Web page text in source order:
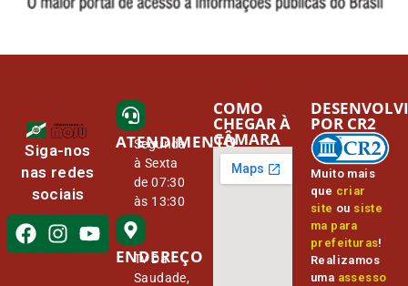
Siga-nos
nas redes
sociais
ATENDIMENTO
Segunda
à Sexta
de 07:30
às 13:30
ENDEREÇO
Tv Da
Saudade,
COMO
CHEGAR À
CÂMARA
Muito mais
que criar
site ou siste
ma para
prefeituras!
Realizamos
uma assesso
POR CR2